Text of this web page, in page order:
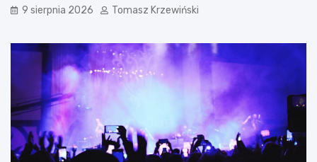
9 sierpnia 2026 Tomasz Krzewiński